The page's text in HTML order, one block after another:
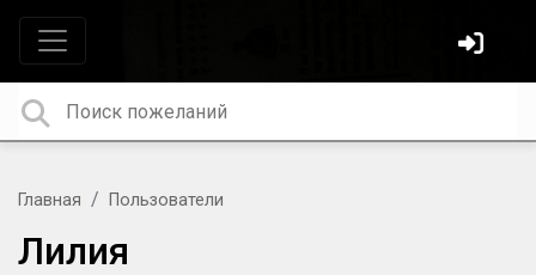
Главная Пользователи
Лилия